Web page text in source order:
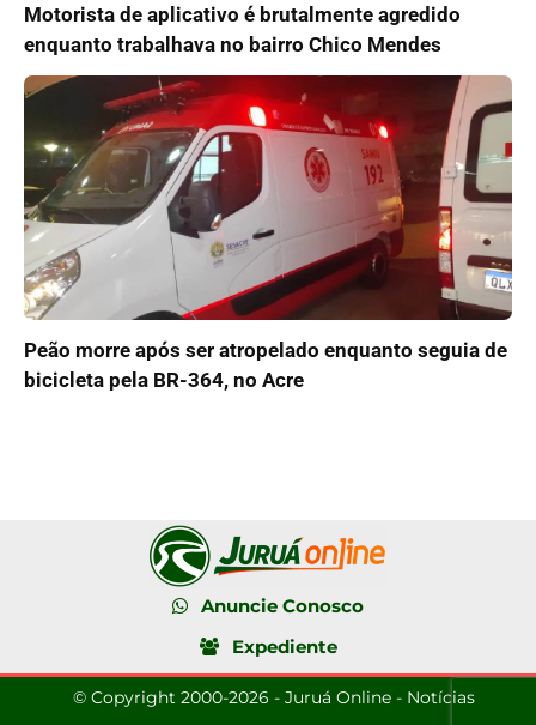
Motorista de aplicativo é brutalmente agredido
enquanto trabalhava no bairro Chico Mendes
Peão morre após ser atropelado enquanto seguia de
bicicleta pela BR-364, no Acre
Anuncie Conosco
Expediente
© Copyright 2000-2026 - Juruá Online - Notícias